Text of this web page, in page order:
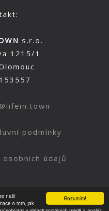
Rozumím!
naší
o tom, jak
s.r.o.
1215/1
podmínky
osobních údajů